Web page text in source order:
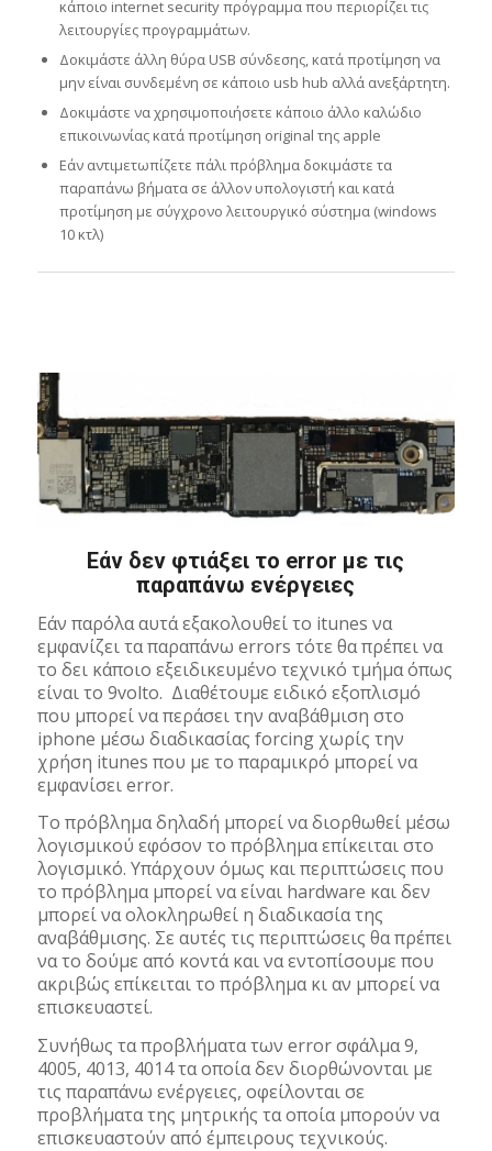
κάποιο internet security πρόγραμμα που περιορίζει τις
λειτουργίες προγραμμάτων.
Δοκιμάστε άλλη θύρα USB σύνδεσης, κατά προτίμηση να
μην είναι συνδεμένη σε κάποιο usb hub αλλά ανεξάρτητη.
Δοκιμάστε να χρησιμοποιήσετε κάποιο άλλο καλώδιο
επικοινωνίας κατά προτίμηση original της apple
Εάν αντιμετωπίζετε πάλι πρόβλημα δοκιμάστε τα
παραπάνω βήματα σε άλλον υπολογιστή και κατά
προτίμηση με σύγχρονο λειτουργικό σύστημα (windows
10 κτλ)
Εάν δεν φτιάξει τo error με τις
παραπάνω ενέργειες
Εάν παρόλα αυτά εξακολουθεί το itunes να
εμφανίζει τα παραπάνω errors τότε θα πρέπει να
το δει κάποιο εξειδικευμένο τεχνικό τμήμα όπως
είναι το 9volto. Διαθέτουμε ειδικό εξοπλισμό
που μπορεί να περάσει την αναβάθμιση στο
iphone μέσω διαδικασίας forcing χωρίς την
χρήση itunes που με το παραμικρό μπορεί να
εμφανίσει error.
Το πρόβλημα δηλαδή μπορεί να διορθωθεί μέσω
λογισμικού εφόσον το πρόβλημα επίκειται στο
λογισμικό. Υπάρχουν όμως και περιπτώσεις που
το πρόβλημα μπορεί να είναι hardware και δεν
μπορεί να ολοκληρωθεί η διαδικασία της
αναβάθμισης. Σε αυτές τις περιπτώσεις θα πρέπει
να το δούμε από κοντά και να εντοπίσουμε που
ακριβώς επίκειται το πρόβλημα κι αν μπορεί να
επισκευαστεί.
Συνήθως τα προβλήματα των error σφάλμα 9,
4005, 4013, 4014 τα οποία δεν διορθώνονται με
τις παραπάνω ενέργειες, οφείλονται σε
προβλήματα της μητρικής τα οποία μπορούν να
επισκευαστούν από έμπειρους τεχνικούς.